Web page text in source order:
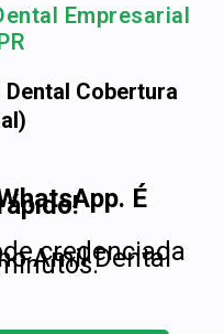
Empresarial
Cobertura
É
credenciada
Amil Dental